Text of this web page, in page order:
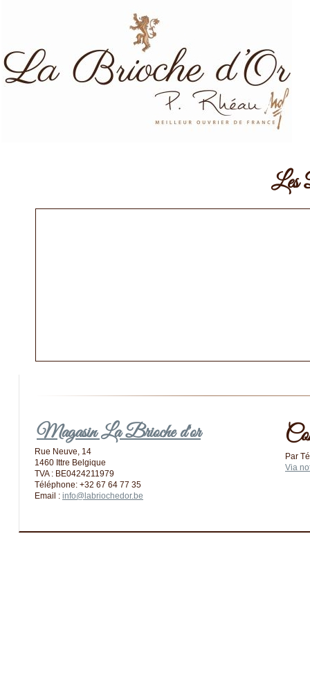
Les
Par
Via
Magasin La Brioche d'or
Rue Neuve, 14
1460 Ittre Belgique
TVA : BE0424211979
Téléphone: +32 67 64 77 35
Email : info@labriochedor.be